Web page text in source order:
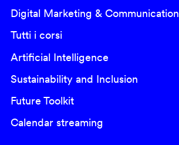
Digital Marketing & Communication
Tutti i corsi
Artificial Intelligence
Sustainability and Inclusion
Future Toolkit
Calendar streaming